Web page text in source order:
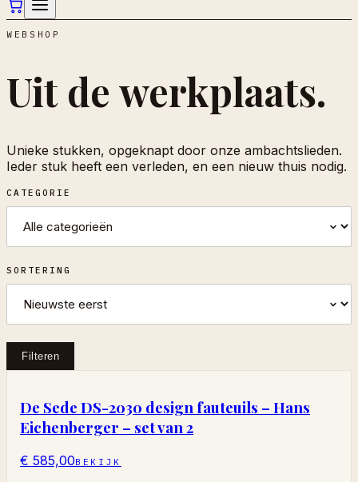
WEBSHOP
Uit de werkplaats.
Unieke stukken, opgeknapt door onze ambachtslieden.
Ieder stuk heeft een verleden, en een nieuw thuis nodig.
CATEGORIE
SORTERING
Filteren
De Sede DS-2030 design fauteuils – Hans
Eichenberger – set van 2
€ 585,00BEKIJK